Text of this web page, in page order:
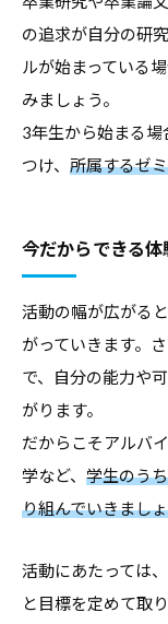
の追求が自分の研
ルが始まっている場
みましょう。
3年生から始まる
つけ、 所属するゼ
今だからできる
活動の幅が広がる
がっていきます。
で、自分の能力や
がります。
だからこそアルバ
学など、 学生のう
り組んでいきまし
活動にあたっては
と目標を定めて取